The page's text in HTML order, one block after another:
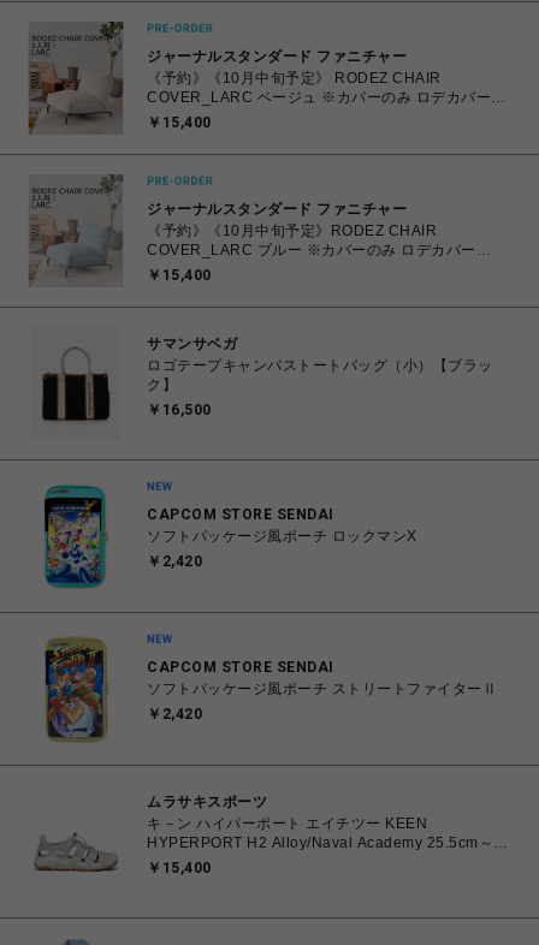
ジャーナルスタンダード ファニチャー
《予約》《10月中旬予定》 RODEZ CHAIR
COVER_LARC ベージュ ※カバーのみ ロデカバー
（027） 700
￥15,400
ジャーナルスタンダード ファニチャー
《予約》《10月中旬予定》RODEZ CHAIR
COVER_LARC ブルー ※カバーのみ ロデカバー
（044） 700
￥15,400
サマンサベガ
ロゴテープキャンバストートバッグ（小）【ブラッ
ク】
￥16,500
CAPCOM STORE SENDAI
ソフトパッケージ風ポーチ ロックマンX
￥2,420
CAPCOM STORE SENDAI
ソフトパッケージ風ポーチ ストリートファイターⅡ
￥2,420
ムラサキスポーツ
キ－ン ハイパーポート エイチツー KEEN
HYPERPORT H2 Alloy/Naval Academy 25.5cm～
28.5cm 1030195 スニーカー メンズ 0195208627385
￥15,400